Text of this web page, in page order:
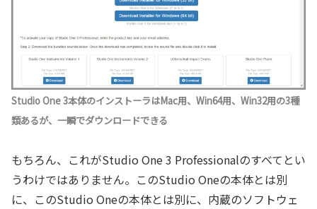
Studio One 3本体のインストーラはMac用、Win64用、Win32用の3種
類あるが、一瞬でダウンロードできる
もちろん、これがStudio One 3 Professionalのすべてとい
うわけではありません。このStudio Oneの本体とは別
に、このStudio Oneの本体とは別に、内蔵のソフトウェ